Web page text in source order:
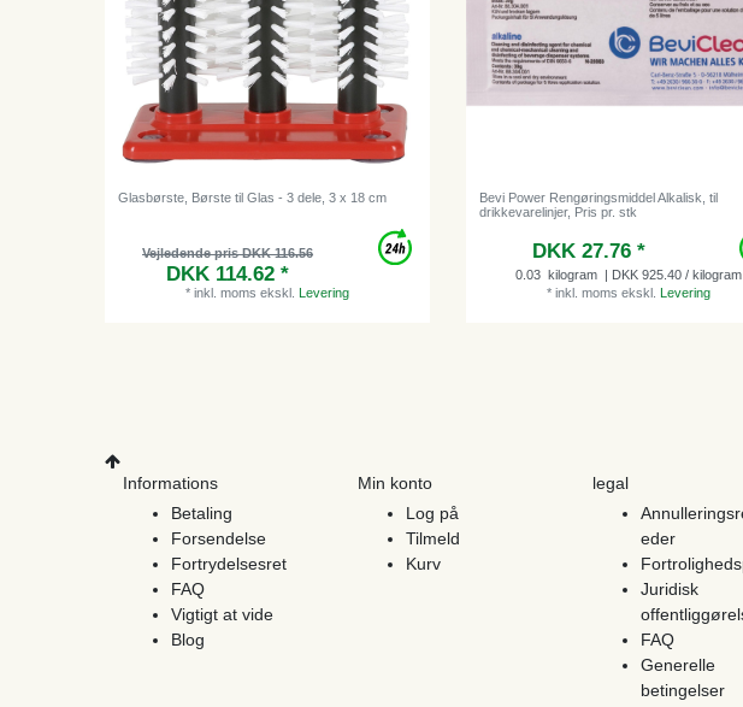
Glasbørste, Børste til Glas - 3 dele, 3 x 18 cm
Vejledende pris DKK 116.56
DKK 114.62 *
* inkl. moms ekskl. Levering
Bevi Power Rengøringsmiddel Alkalisk, til
drikkevarelinjer, Pris pr. stk
DKK 27.76 *
0.03 kilogram | DKK 925.40 / kilogram
* inkl. moms ekskl. Levering
Informations
Betaling
Forsendelse
Fortrydelsesret
FAQ
Vigtigt at vide
Blog
Min konto
Log på
Tilmeld
Kurv
legal
eder
Juridisk
FAQ
Generelle
betingelser